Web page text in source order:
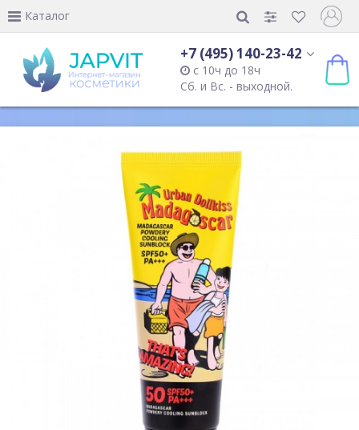
Каталог
+7 (495) 140-23-42
с 10ч до 18ч
Сб. и Вс. - выходной.